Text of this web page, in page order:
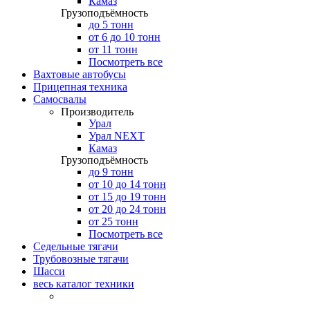
Грузоподъёмность
до 5 тонн
от 6 до 10 тонн
от 11 тонн
Посмотреть все
Вахтовые автобусы
Прицепная техника
Самосвалы
Производитель
Урал
Урал NEXT
Камаз
Грузоподъёмность
до 9 тонн
от 10 до 14 тонн
от 15 до 19 тонн
от 20 до 24 тонн
от 25 тонн
Посмотреть все
Седельные тягачи
Трубовозные тягачи
Шасси
весь каталог техники